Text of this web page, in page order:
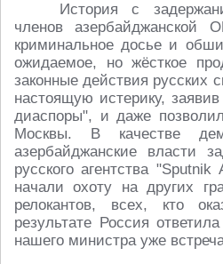
История с
членов азербайджанской
криминальное досье и
ожидаемое, но жёсткое
законные действия русских
настоящую истерику,
диаспоры", и даже
Москвы. В качестве
азербайджанские власти
русского агентства
начали охоту на других
релокантов, всех, кто
результате Россия
нашего министра уже